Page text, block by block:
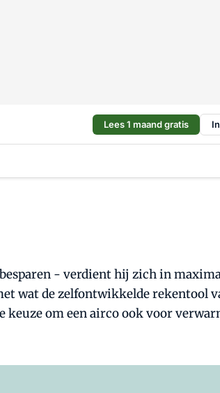
Lees 1 maand gratis
- verdient hij zich in
wat de zelfontwikkelde rekentool
keuze om een airco ook voor